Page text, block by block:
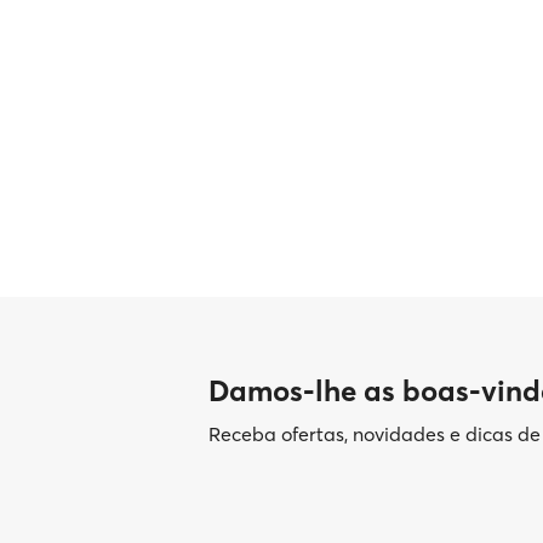
Damos-lhe as boas-
Receba ofertas, novidades e dicas